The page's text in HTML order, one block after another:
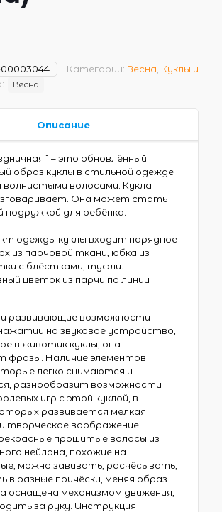
00003044 Категории: Весна Куклы и
Весна
Описание
1 – это обновлённый
образ куклы в стильной одежде
волнистыми волосами. Кукла
Она может стать
для ребёнка.
одежды куклы входит нарядное
из парчовой ткани, юбка из
с блёстками, туфли.
цветок из парчи по линии
развивающие возможности
на звуковое устройство,
в животик куклы, она
фразы. Наличие элементов
легко снимаются и
разнообразит возможности
игр с этой куклой, в
развивается мелкая
творческое воображение
прошитые волосы из
нейлона, похожие на
можно завивать, расчёсывать,
в разные причёски, меняя образ
оснащена механизмом движения,
за руку. Инструкция